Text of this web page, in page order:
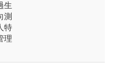
生
測
特
理